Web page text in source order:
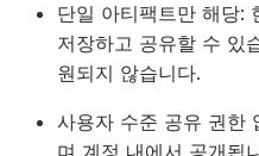
단일 아티팩트만 해당:
저장하고 공유할 수 있
원되지 않습니다.
사용자 수준 공유 권한
며 계정 내에서 공개됩